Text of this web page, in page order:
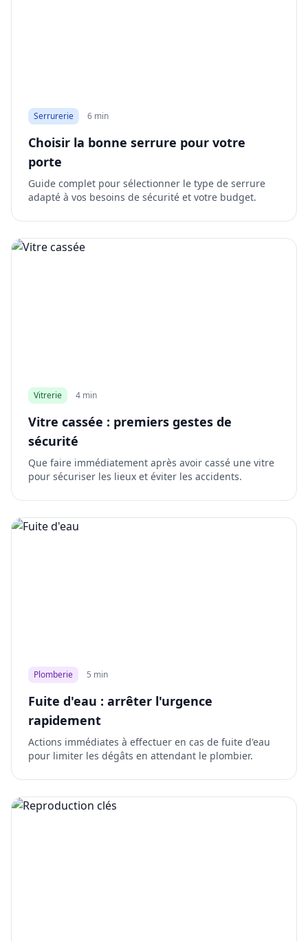
Serrurerie 6 min
Choisir la bonne serrure pour votre
porte
Guide complet pour sélectionner le type de serrure
adapté à vos besoins de sécurité et votre budget.
Vitrerie 4 min
Vitre cassée : premiers gestes de
sécurité
Que faire immédiatement après avoir cassé une vitre
pour sécuriser les lieux et éviter les accidents.
Plomberie 5 min
Fuite d'eau : arrêter l'urgence
rapidement
Actions immédiates à effectuer en cas de fuite d'eau
pour limiter les dégâts en attendant le plombier.